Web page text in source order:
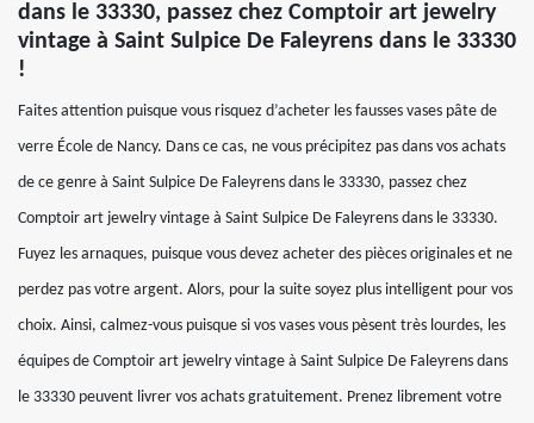
dans le 33330, passez chez Comptoir art jewelry
vintage à Saint Sulpice De Faleyrens dans le 33330
!
Faites attention puisque vous risquez d’acheter les fausses vases pâte de
verre École de Nancy. Dans ce cas, ne vous précipitez pas dans vos achats
de ce genre à Saint Sulpice De Faleyrens dans le 33330, passez chez
Comptoir art jewelry vintage à Saint Sulpice De Faleyrens dans le 33330.
Fuyez les arnaques, puisque vous devez acheter des pièces originales et ne
perdez pas votre argent. Alors, pour la suite soyez plus intelligent pour vos
choix. Ainsi, calmez-vous puisque si vos vases vous pèsent très lourdes, les
équipes de Comptoir art jewelry vintage à Saint Sulpice De Faleyrens dans
le 33330 peuvent livrer vos achats gratuitement. Prenez librement votre